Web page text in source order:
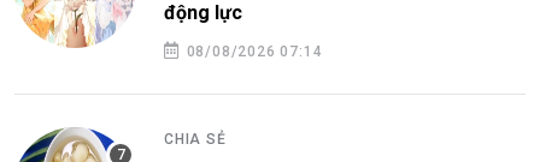
động lực
08/08/2026 07:14
CHIA SẺ